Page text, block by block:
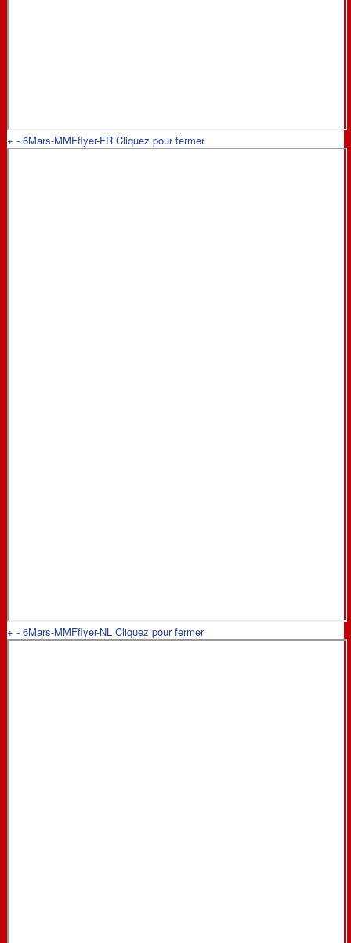
+ - 6Mars-MMFflyer-FR Cliquez pour fermer
+ - 6Mars-MMFflyer-NL Cliquez pour fermer